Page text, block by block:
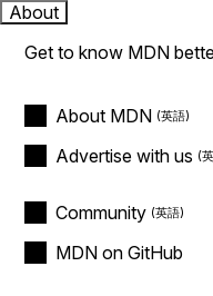
About
Get to know MDN
About MDN
Advertise with us
Community
MDN on GitHub